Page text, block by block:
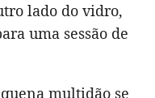
lado do vidro,
uma sessão de
multidão se